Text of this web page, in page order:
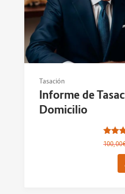
Tasación
Informe de
Domicilio
con
100,00